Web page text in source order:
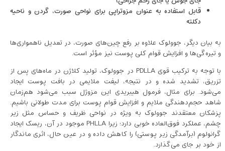
قابل استفاده به ‌عنوان مزوتراپی برای نواحی صورت، گردن و ناحیه
دکلته
به بیان دیگر، جوولوک علاوه بر رفع چین‌های صورت، در تعدیل ناهمواری‌ها
و تیره‌گی‌ها و افزایش قوام کلی پوست نیز مؤثر است.
با توجه به ترکیب قوی PDLLA در جوولوک، تولید کلاژن در ماه‌های پس از
تزریق، تشدید شده و در نتیجه، لیفت ملایمی در بافت پوست ایجاد
می‌شود. برای مثال، فرمول هیبریدی این مزوژل سبب می‌شود هم‌زمان
شاهد حجم‌دهندگی ملایم و افزایش قوام پوست برای مدت طولانی باشیم.
پزشکان معتقدند جوولوک به ‌ویژه در نواحی ظریف و حساس مثل زیر
چشم، عملکرد فوق‌العاده خوبی دارد؛ زیرا PHLLA موجود در آن، ریسک ایجاد
گرانولوم (برآمدگی زیر پوستی) را کاهش داده و در عین حال، اثری ماندگار
از خود بر جای می‌گذارد.